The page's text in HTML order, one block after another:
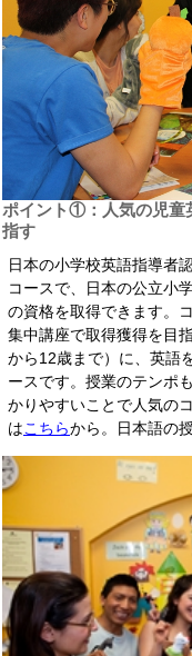
ポイント①：人気の児童
指す
日本の小学校英語指導者
コースで、日本の公立小
の資格を取得できます。
集中講座で取得獲得を目
から12歳まで）に、英語
ースです。授業のテンポ
かりやすいことで人気の
はこちらから。日本語の